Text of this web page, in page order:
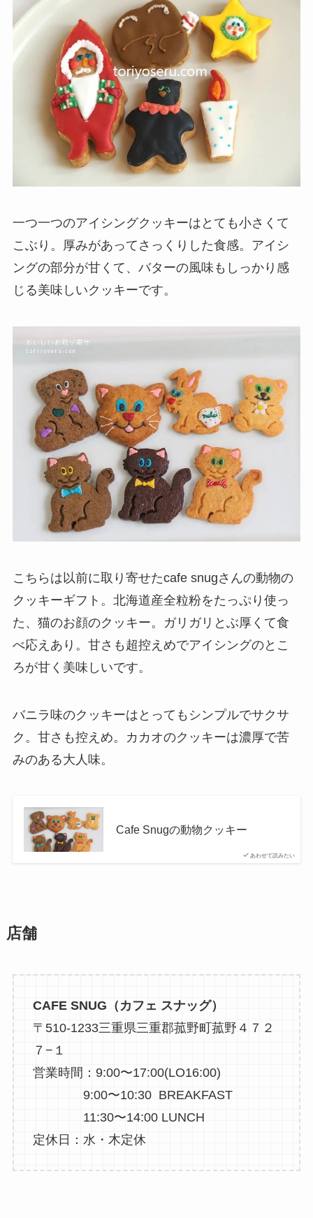
一つ一つのアイシングクッキーはとても小さくて
こぶり。厚みがあってさっくりした食感。アイシ
ングの部分が甘くて、バターの風味もしっかり感
じる美味しいクッキーです。
こちらは以前に取り寄せたcafe snugさんの動物の
クッキーギフト。北海道産全粒粉をたっぷり使っ
た、猫のお顔のクッキー。ガリガリとぶ厚くて食
べ応えあり。甘さも超控えめでアイシングのとこ
ろが甘く美味しいです。
バニラ味のクッキーはとってもシンプルでサクサ
ク。甘さも控えめ。カカオのクッキーは濃厚で苦
みのある大人味。
あわせて読みたい
Cafe Snugの動物クッキー
店舗
CAFE SNUG（カフェ スナッグ）
〒510-1233三重県三重郡菰野町菰野４７２
７−１
営業時間：9:00〜17:00(LO16:00)
9:00〜10:30 BREAKFAST
11:30〜14:00 LUNCH
定休日：水・木定休